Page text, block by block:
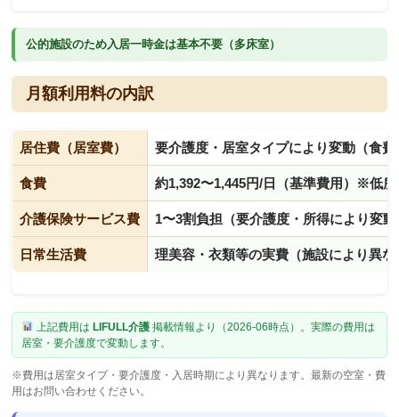
公的施設のため入居一時金は基本不要（多床室）
月額利用料の内訳
居住費（居室費） 要介護度・居室タイプにより変動（食
食費 約1,392〜1,445円/日（基準費用）※低
介護保険サービス費 1〜3割負担（要介護度・所得により変動
日常生活費 理美容・衣類等の実費（施設により異な
上記費用は LIFULL介護掲載情報より（2026-06時点）。実際の費用は
居室・要介護度で変動します。
※費用は居室タイプ・要介護度・入居時期により異なります。最新の空室・費
用はお問い合わせください。